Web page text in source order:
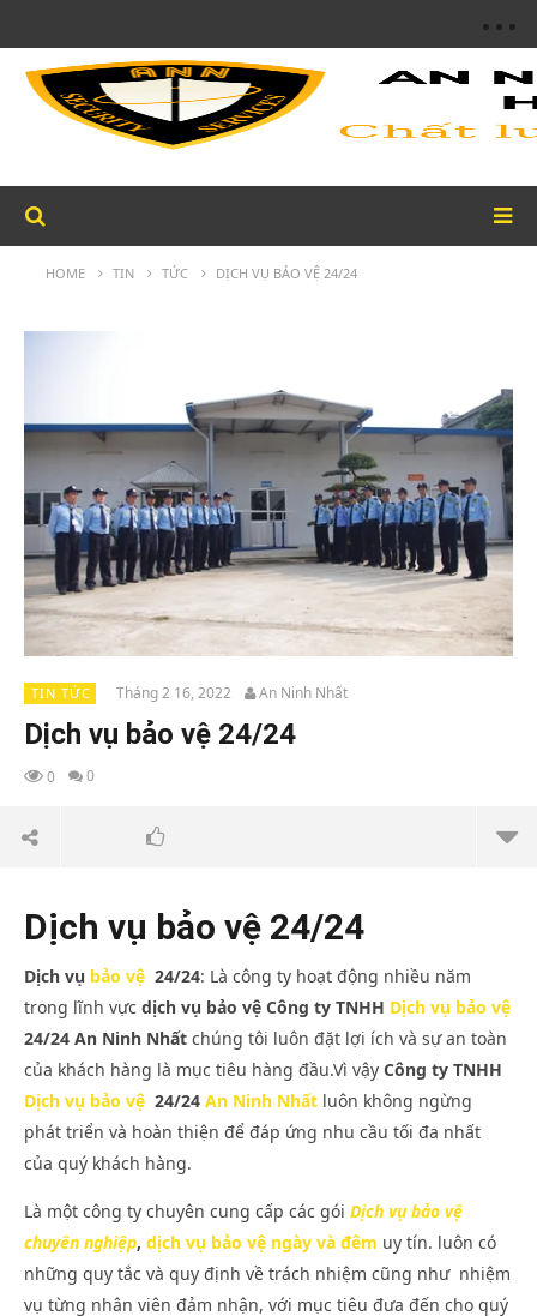
HOME TIN TỨC DỊCH VỤ BẢO VỆ 24/24
TIN TỨC Tháng 2 16, 2022 An Ninh Nhất
Dịch vụ bảo vệ 24/24
0 0
NOW VIEWING
Dịch vụ bảo vệ 24/24
Tháng
2 16,
Dịch vụ bảo vệ 24/24
Dịch vụ bảo vệ 24/24: Là công ty hoạt động nhiều năm
trong lĩnh vực dịch vụ bảo vệ Công ty TNHH Dịch vụ bảo vệ
24/24 An Ninh Nhất chúng tôi luôn đặt lợi ích và sự an toàn
của khách hàng là mục tiêu hàng đầu.Vì vậy Công ty TNHH
Dịch vụ bảo vệ 24/24 An Ninh Nhất luôn không ngừng
phát triển và hoàn thiện để đáp ứng nhu cầu tối đa nhất
của quý khách hàng.
Là một công ty chuyên cung cấp các gói Dịch vụ bảo vệ
chuyên nghiệp, dịch vụ bảo vệ ngày và đêm uy tín. luôn có
những quy tắc và quy định về trách nhiệm cũng như nhiệm
vụ từng nhân viên đảm nhận, với mục tiêu đưa đến cho quý